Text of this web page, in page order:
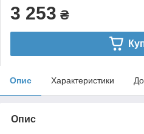
3 253 ₴
Опис Характеристики
Опис